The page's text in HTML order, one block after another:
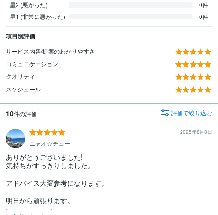
星2 (悪かった)
0件
星1 (非常に悪かった)
0件
項目別評価
サービス内容/提案のわかりやすさ
コミュニケーション
クオリティ
スケジュール
10件の評価 評価で絞り込む
2025年8月8日
ニャオ☆チュー
ありがとうございました!
気持ちがすっきりしました。
アドバイス大変参考になります。
明日から頑張ります。